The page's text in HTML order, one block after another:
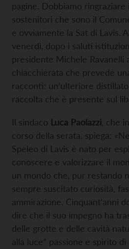
pagine. Dobbiamo ringraziare
sostenitori che sono il
e ovviamente la Sat di Lavis.
venerdì, dopo i saluti
presidente Michele Ravanelli
chiacchierata che prevede
racconti: un’ulteriore
raccolta che è presente sul
Il sindaco Luca Paolazzi , che
corso della serata, spiega:
Speleo di Lavis è nato per
conoscere e valorizzare il
un mondo che, pur restando
sempre suscitato curiosità,
ammirazione. Cinquant’anni
dire che il suo impegno ha
delle grotte e delle cavità
alla luce” passione e spirito